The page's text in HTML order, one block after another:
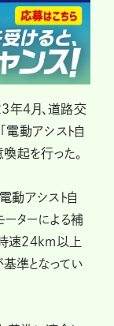
年4月、道路交
動アシスト自
起を行った。
動アシスト自
ターによる補
時速24km以上
基準となってい